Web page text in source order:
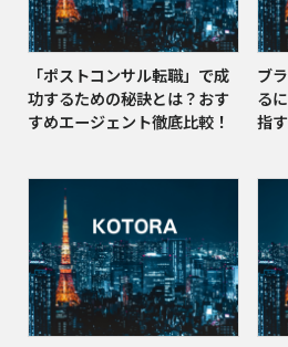
「ポストコンサル転職」で成
功するための秘訣とは？おす
すめエージェント徹底比較！
ブ
る
指